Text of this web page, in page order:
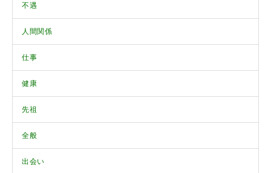
不遇
人間関係
仕事
健康
先祖
全般
出会い